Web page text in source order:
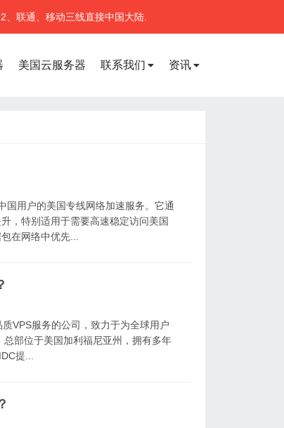
联通、移动三线直接中国大陆.
美国云服务器 联系我们 资讯
国用户的美国专线网络加速服务。它通
，特别适用于需要高速稳定访问美国
在网络中优先...
VPS服务的公司，致力于为全球用户
部位于美国加利福尼亚州，拥有多年
提...